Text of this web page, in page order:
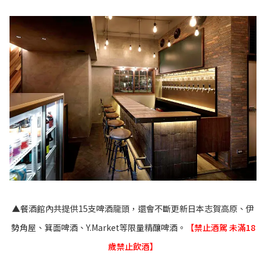
▲餐酒館內共提供15支啤酒龍頭，還會不斷更新日本志賀高原、伊
勢角屋、箕面啤酒、Y.Market等限量精釀啤酒。
【禁止酒駕 未滿18
歲禁止飲酒】